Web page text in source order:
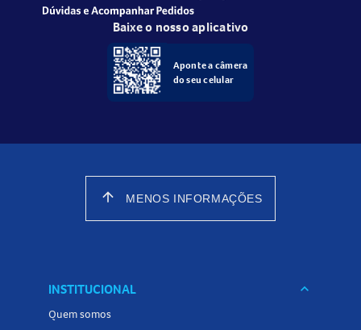
Baixe o nosso aplicativo
Aponte a câmera
do seu celular
arrow_upward MENOS INFORMAÇÕES
INSTITUCIONAL keyboard_arrow_down
Quem somos